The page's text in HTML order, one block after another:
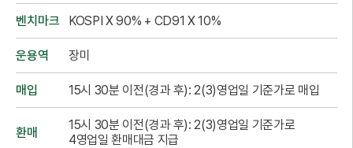
벤치마크 KOSPI X 90% + CD91 X 10%
운용역 장미
매입 15시 30분 이전(경과 후): 2(3)영업일 기준가로 매입
환매
15시 30분 이전(경과 후): 2(3)영업일 기준가로
4영업일 환매대금 지급